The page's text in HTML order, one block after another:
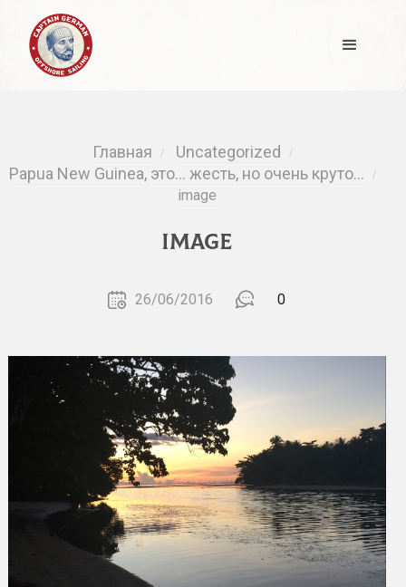
Главная / Uncategorized /
Papua New Guinea, это… жесть, но очень круто… /
image
image
26/06/2016 0